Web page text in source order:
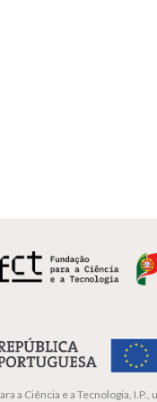
a Ciência e a Tecnologia,